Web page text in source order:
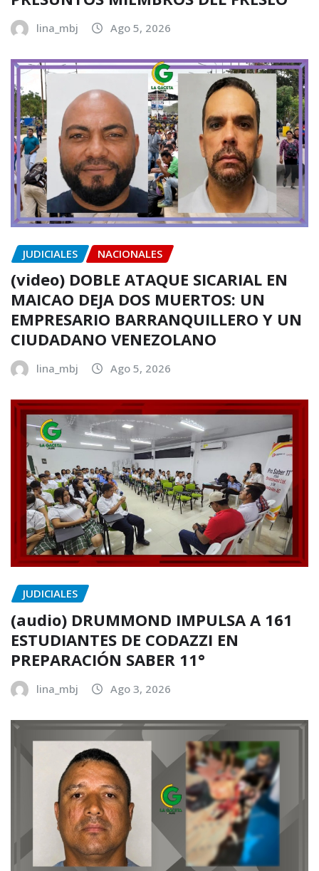
lina_mbj Ago 5, 2026
JUDICIALES NACIONALES
(video) DOBLE ATAQUE SICARIAL EN
MAICAO DEJA DOS MUERTOS: UN
EMPRESARIO BARRANQUILLERO Y UN
CIUDADANO VENEZOLANO
lina_mbj Ago 5, 2026
JUDICIALES
(audio) DRUMMOND IMPULSA A 161
ESTUDIANTES DE CODAZZI EN
PREPARACIÓN SABER 11°
lina_mbj Ago 3, 2026